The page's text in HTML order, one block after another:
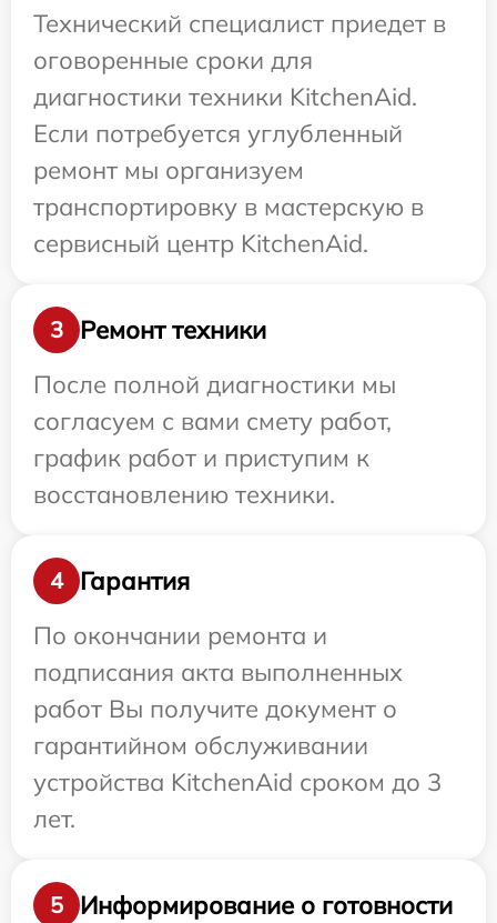
Технический специалист приедет в
оговоренные сроки для
диагностики техники KitchenAid.
Если потребуется углубленный
ремонт мы организуем
транспортировку в мастерскую в
сервисный центр KitchenAid.
3
Ремонт техники
После полной диагностики мы
согласуем с вами смету работ,
график работ и приступим к
восстановлению техники.
4
Гарантия
По окончании ремонта и
подписания акта выполненных
работ Вы получите документ о
гарантийном обслуживании
устройства KitchenAid сроком до 3
лет.
5
Информирование о готовности